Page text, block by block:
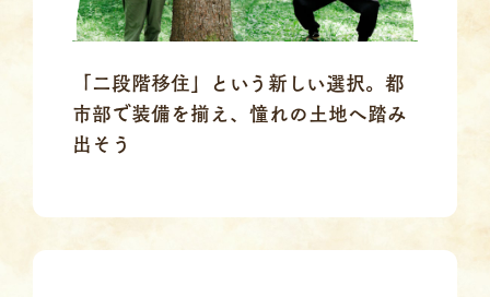
「二段階移住」という新しい選択。都
市部で装備を揃え、憧れの土地へ踏み
出そう